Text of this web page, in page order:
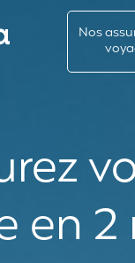
Voyages
Nos
en